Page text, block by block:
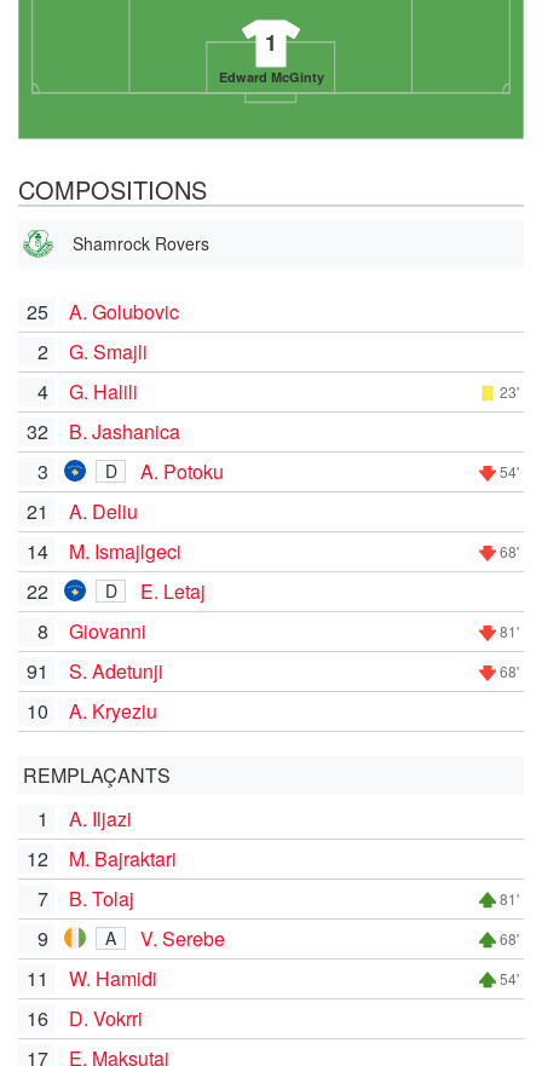
1
Edward McGinty
COMPOSITIONS
Shamrock Rovers
25
A. Golubovic
2
G. Smajli
4
G. Halili 23'
32
B. Jashanica
3
D A. Potoku 54'
21
A. Deliu
14
M. Ismajlgeci 68'
22 D
E. Letaj
8
Giovanni 81'
91 S. Adetunji 68'
10 A. Kryeziu
REMPLAÇANTS
1
A. Iljazi
12
M. Bajraktari
7
B. Tolaj 81'
9 A V. Serebe 68'
11 W. Hamidi 54'
16
D. Vokrri
17
E. Maksutaj